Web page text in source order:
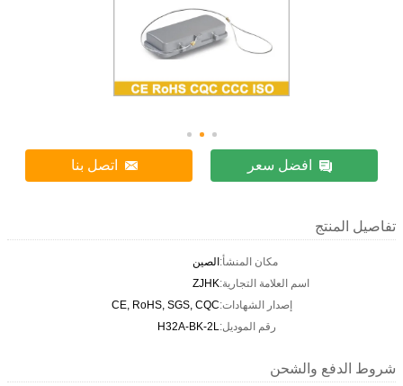
افضل سعر اتصل بنا
تفاصيل المنتج
مكان المنشأ:الصين
اسم العلامة التجارية:ZJHK
إصدار الشهادات:CE, RoHS, SGS, CQC
رقم الموديل:H32A-BK-2L
شروط الدفع والشحن